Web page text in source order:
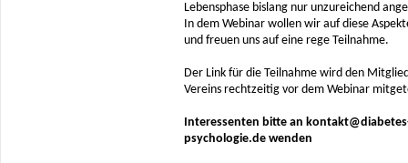
Lebensphase bislang nur unzureichend
In dem Webinar wollen wir auf diese
und freuen uns auf eine rege Teilnahme.
Der Link für die Teilnahme wird den
Vereins rechtzeitig vor dem Webinar
Interessenten bitte an
psychologie.de wenden